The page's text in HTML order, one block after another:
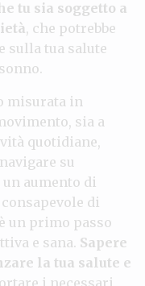
tu sia soggetto a
, che potrebbe
sulla tua salute
misurata in
sia a
quotidiane,
su
aumento di
di
un primo passo
e sana. Sapere
la tua salute e
i necessari